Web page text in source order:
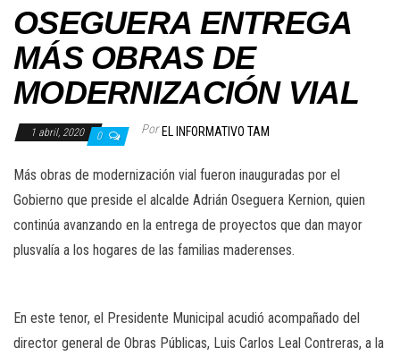
OSEGUERA ENTREGA
MÁS OBRAS DE
MODERNIZACIÓN VIAL
1 abril, 2020 0 Por EL INFORMATIVO TAM
Más obras de modernización vial fueron inauguradas por el
Gobierno que preside el alcalde Adrián Oseguera Kernion, quien
continúa avanzando en la entrega de proyectos que dan mayor
plusvalía a los hogares de las familias maderenses.
En este tenor, el Presidente Municipal acudió acompañado del
director general de Obras Públicas, Luis Carlos Leal Contreras, a la